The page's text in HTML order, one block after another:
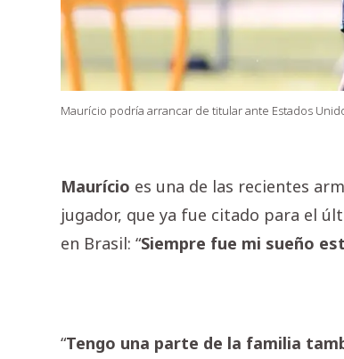
Maurício podría arrancar de titular ante Estados
Maurício es una de las recientes
jugador, que ya fue citado para el
en Brasil: “Siempre fue mi sueño
“Tengo una parte de la familia